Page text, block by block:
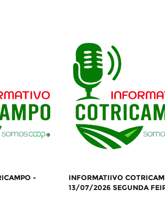
-
INFORMATIIVO
13/07/2026 SEGUNDA